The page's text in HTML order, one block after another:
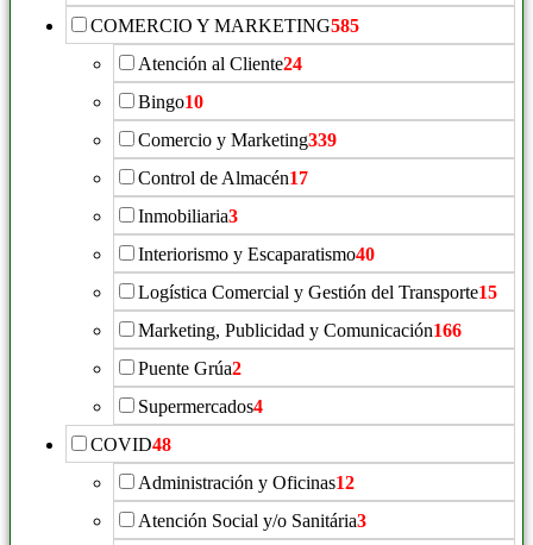
COMERCIO Y MARKETING585
Atención al Cliente24
Bingo10
Comercio y Marketing339
Control de Almacén17
Inmobiliaria3
Interiorismo y Escaparatismo40
Logística Comercial y Gestión del Transporte15
Marketing, Publicidad y Comunicación166
Puente Grúa2
Supermercados4
COVID48
Administración y Oficinas12
Atención Social y/o Sanitária3